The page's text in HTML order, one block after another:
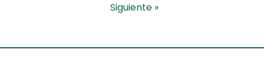
Siguiente »